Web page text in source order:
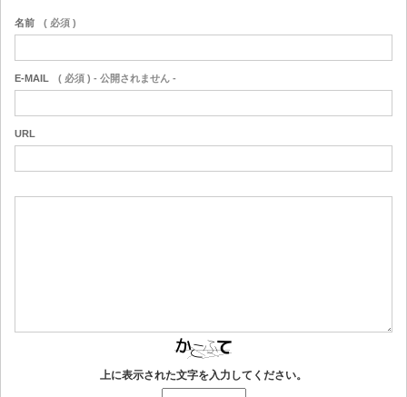
名前 ( 必須 )
E-MAIL ( 必須 ) - 公開されません -
URL
上に表示された文字を入力してください。